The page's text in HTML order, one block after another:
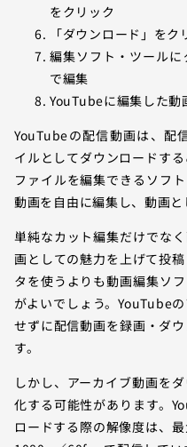
をクリック
「ダウンロード」をク
編集ソフト・ツール
で編集
YouTubeに編集した動
YouTubeの配信動画は、配
イルとしてダウンロードす
ファイルを編集できるソフ
動画を自由に編集し、動画と
単純なカット編集だけでな
画としての魅力を上げて投
タを使うよりも動画編集ソ
がよいでしょう。YouTube
せずに配信動画を録画・ダ
す。
しかし、アーカイブ動画を
化する可能性があります。
ロードする際の解像度は、